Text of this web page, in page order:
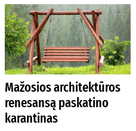
Mažosios architektūros
renesansą paskatino
karantinas